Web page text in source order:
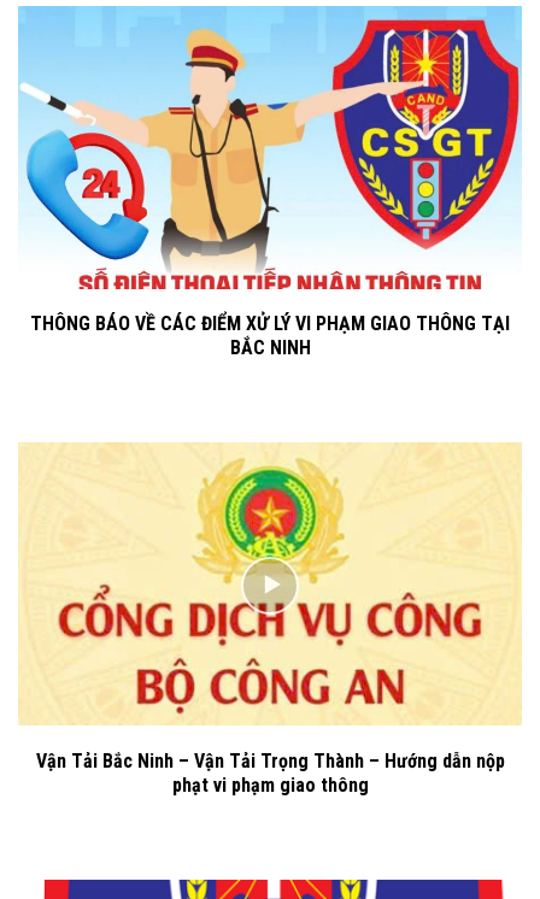
THÔNG BÁO VỀ CÁC ĐIỂM XỬ LÝ VI PHẠM GIAO THÔNG TẠI
BẮC NINH
Vận Tải Bắc Ninh – Vận Tải Trọng Thành – Hướng dẫn nộp
phạt vi phạm giao thông